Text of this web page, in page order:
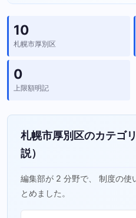
10
札幌市厚別区
0
上限額明記
札幌市厚別区のカテゴ
説）
編集部が 2 分野で、 制度の使
とめました。